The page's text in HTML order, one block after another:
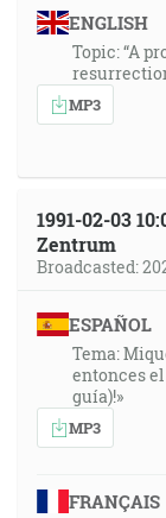
ENGLISH
Topic: “A
MP3
1991-02-03
Zentrum
Broadcasted:
ESPAÑOL
Tema:
entonces
guía)!»
MP3
FRANÇAIS